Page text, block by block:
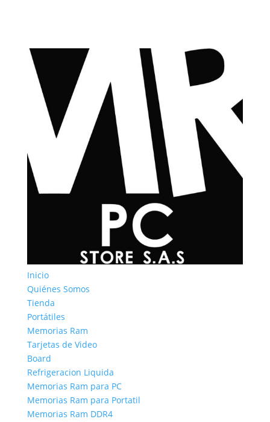
Inicio
Quiénes Somos
Tienda
Portátiles
Memorias Ram
Tarjetas de Video
Board
Refrigeracion Liquida
Memorias Ram para PC
Memorias Ram para Portatil
Memorias Ram DDR4